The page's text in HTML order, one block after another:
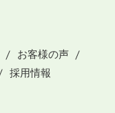
お客様の声
採用情報